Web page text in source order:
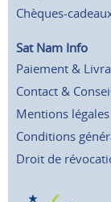
Chèques-
Sat Nam Info
Paiement &
Contact &
Mentions légales
Conditions
Droit de